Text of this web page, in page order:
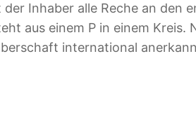
Inhaber alle Reche an
aus einem P in einem
international